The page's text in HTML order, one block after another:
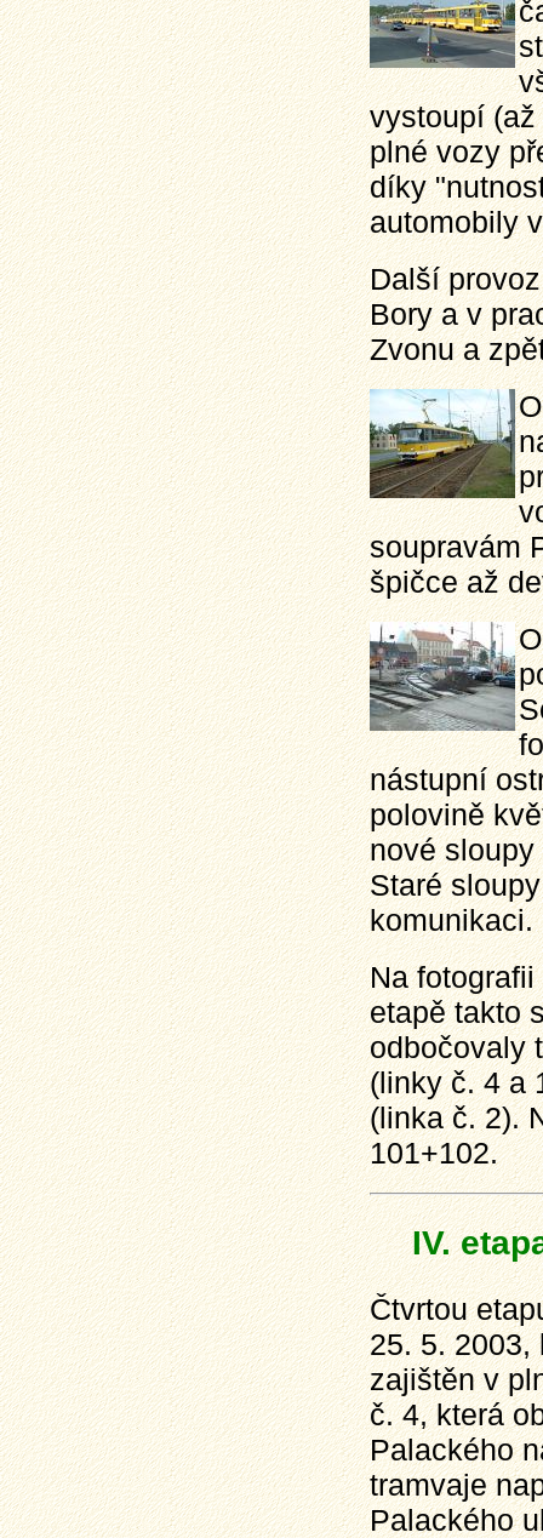
vystoupí
plné vozy
díky
automobily
Další
Bory a v
Zvonu a
soupravám
špičce až
nástupní
polovině
nové
Staré
komunikaci.
Na
etapě takto
odbočovaly
(linky č. 4 a
(linka č. 2).
101+102.
IV.
Čtvrtou
25. 5. 2003,
zajištěn v
č. 4, která
Palackého
tramvaje
Palackého